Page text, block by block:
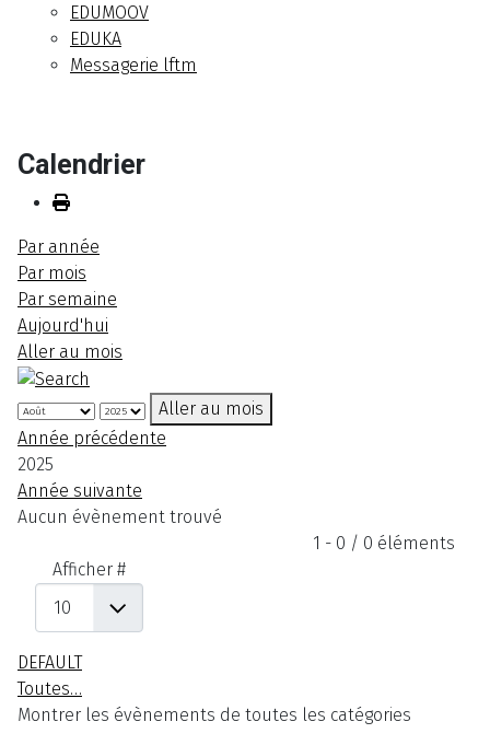
EDUMOOV
EDUKA
Messagerie lftm
Calendrier
Par année
Par mois
Par semaine
Aujourd'hui
Aller au mois
Aller au mois
Année précédente
2025
Année suivante
Aucun évènement trouvé
1 - 0 / 0 éléments
Afficher #
DEFAULT
Toutes…
Montrer les évènements de toutes les catégories